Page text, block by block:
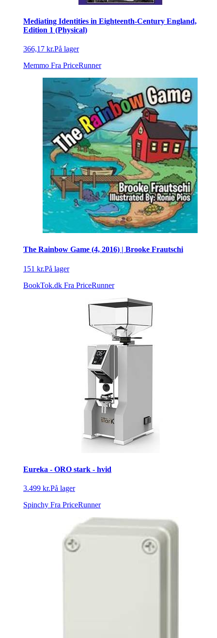
Mediating Identities in Eighteenth-Century England,
Edition 1 (Physical)
366,17 kr.På lager
Memmo Fra PriceRunner
The Rainbow Game (4, 2016) | Brooke Frautschi
151 kr.På lager
BookTok.dk Fra PriceRunner
Eureka - ORO stark - hvid
3.499 kr.På lager
Spinchy Fra PriceRunner